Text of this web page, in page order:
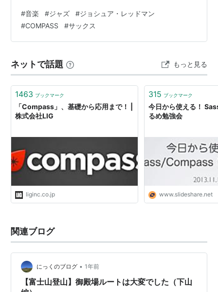
CD_20260329-2 （これがジョシュアでしゅ。） ジョシ
ュアが 「僕はこんな音を追求したいんだ！！！！！」 っ
てゆーーなら どこまでもついていくわ。 CD_20260329-
#音楽 #ジャズ #ジョシュア・レッドマン
#COMPASS #サックス
ネットで話題 もっと見る
1463 ブックマーク
「Compass」、基礎から応用まで！ |
株式会社LIG
liginc.co.jp
315 ブックマーク
今日から使える！
るめ勉強会
www.slideshare.net
関連ブログ
にっくのブログ • 1年前
【富士山登山】御殿場ルートは大変でした（下山